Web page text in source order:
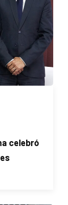
celebró